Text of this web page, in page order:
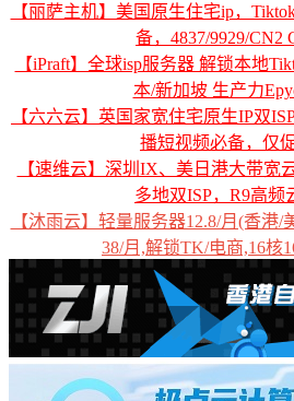
【丽萨主机】美国原生住宅ip，
备，4837/9929/CN2
【iPraft】全球isp服务器 解锁本地
本/新加坡 生产力
【六六云】英国家宽住宅原生IP双
播短视频必备，仅
【速维云】深圳IX、美日港大带宽
多地双ISP，R9高频
【沐雨云】轻量服务器12.8/月(香港/
38/月,解锁TK/电商,16核